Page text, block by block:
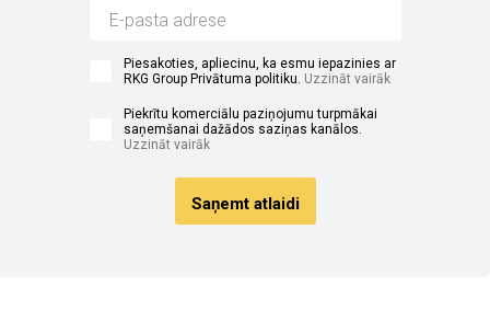
Piesakoties, apliecinu, ka esmu iepazinies ar
RKG Group Privātuma politiku. Uzzināt vairāk
Piekrītu komerciālu paziņojumu turpmākai
saņemšanai dažādos saziņas kanālos.
Uzzināt vairāk
Saņemt atlaidi